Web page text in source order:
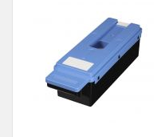
LISTE
D’ENVIE
COMPARATEUR